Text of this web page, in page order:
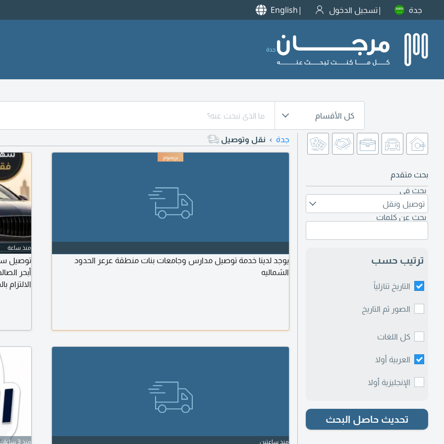
جدة تسجيل الدخول English
جدة
كل الأقسام
بحث متقدم
بحث في
توصيل ونقل
بحث عن كلمات
ترتيب حسب
التاريخ تنازلياً
الصور ثم التاريخ
كل اللغات
العربية أولا
الإنجليزية أولا
تحديث حاصل البحث
جدة نقل وتوصيل
يوجد لدينا خدمة توصيل مدارس وجامعات بنات منطقة عرعر الحدود
الشماليه
منذ ساعة
توصيل
أبحر
منذ ساعتين منذ 3 ساعات